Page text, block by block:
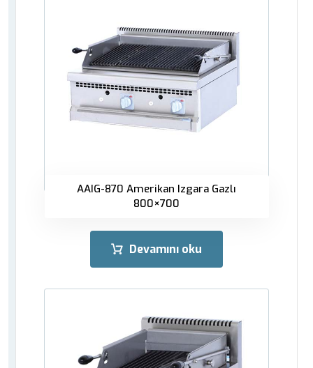
AAIG-870 Amerikan Izgara Gazlı
800×700
Devamını oku